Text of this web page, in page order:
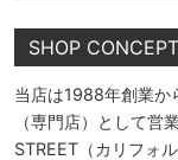
SHOP CONCEPT
当店は1988年創業か
（専門店）として営
STREET（カリフォ